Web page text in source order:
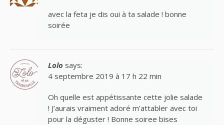
avec la feta je dis oui à ta salade ! bonne
soirée
Lolo says:
4 septembre 2019 à 17 h 22 min
Oh quelle est appétissante cette jolie salade
! J’aurais vraiment adoré m’attabler avec toi
pour la déguster ! Bonne soiree bises